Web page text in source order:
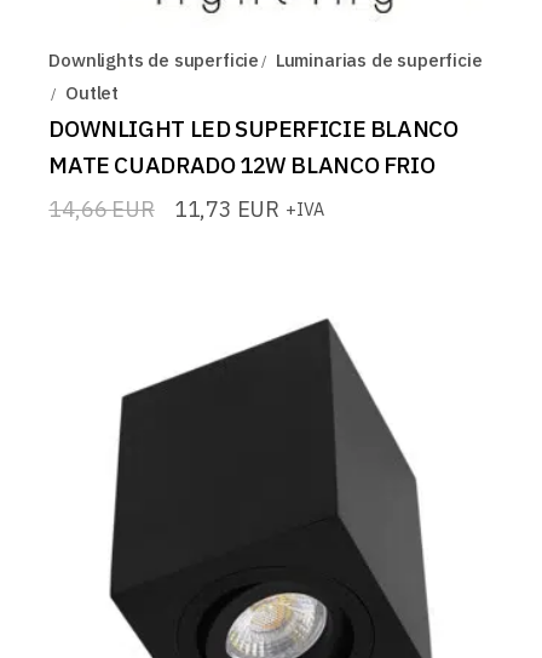
Downlights de superficie
Luminarias de superficie
Outlet
DOWNLIGHT LED SUPERFICIE BLANCO
MATE CUADRADO 12W BLANCO FRIO
14,66EUR
El 11,73 EUR
El +IVA